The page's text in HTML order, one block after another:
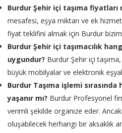
Burdur Şehir içi taşıma fiyatları
mesafesi, eşya miktarı ve ek
fiyat teklifini almak için Burdur
Burdur Şehir içi taşımacılık
uygundur? Burdur Şehir içi
büyük mobilyalar ve elektronik
Burdur Taşıma işlemi
yaşanır mı? Burdur Profesyonel
verimli şekilde organize eder. Ancak,
oluşabilecek herhangi bir aksaklık